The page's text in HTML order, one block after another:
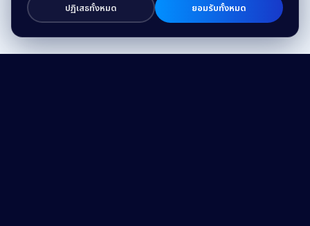
ปฏิเสธทั้งหมด
ยอมรับทั้งหมด